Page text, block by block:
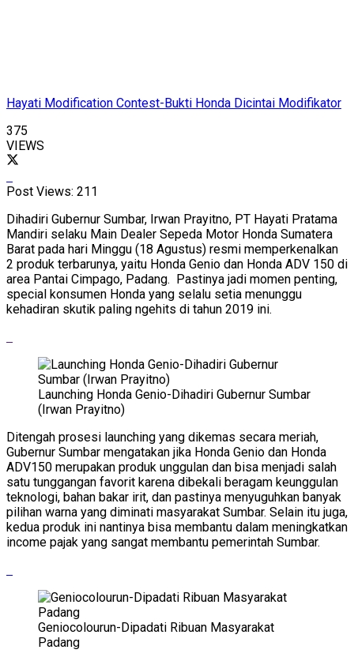
Hayati Modification Contest-Bukti Honda Dicintai Modifikator
375
VIEWS
Post Views: 211
Dihadiri Gubernur Sumbar, Irwan Prayitno, PT Hayati Pratama
Mandiri selaku Main Dealer Sepeda Motor Honda Sumatera
Barat pada hari Minggu (18 Agustus) resmi memperkenalkan
2 produk terbarunya, yaitu Honda Genio dan Honda ADV 150 di
area Pantai Cimpago, Padang. Pastinya jadi momen penting,
special konsumen Honda yang selalu setia menunggu
kehadiran skutik paling ngehits di tahun 2019 ini.
Launching Honda Genio-Dihadiri Gubernur Sumbar
(Irwan Prayitno)
Ditengah prosesi launching yang dikemas secara meriah,
Gubernur Sumbar mengatakan jika Honda Genio dan Honda
ADV150 merupakan produk unggulan dan bisa menjadi salah
satu tunggangan favorit karena dibekali beragam keunggulan
teknologi, bahan bakar irit, dan pastinya menyuguhkan banyak
pilihan warna yang diminati masyarakat Sumbar. Selain itu juga,
kedua produk ini nantinya bisa membantu dalam meningkatkan
income pajak yang sangat membantu pemerintah Sumbar.
Geniocolourun-Dipadati Ribuan Masyarakat
Padang